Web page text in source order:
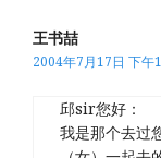
王书喆
2004年7月17日 下午
邱sir您好：
我是那个去过